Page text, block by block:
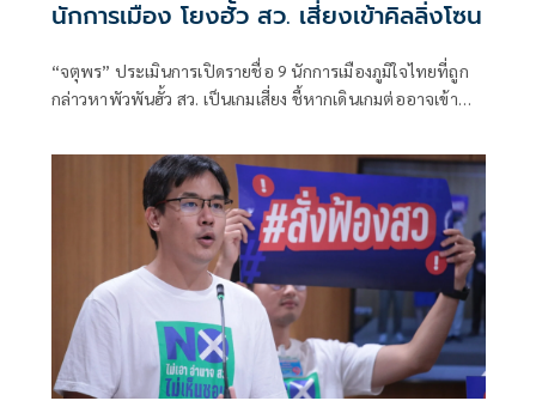
นักการเมือง โยงฮั้ว สว. เสี่ยงเข้าคิลลิ่งโซน
“จตุพร” ประเมินการเปิดรายชื่อ 9 นักการเมืองภูมิใจไทยที่ถูก
กล่าวหาพัวพันฮั้ว สว. เป็นเกมเสี่ยง ชี้หากเดินเกมต่ออาจเข้า